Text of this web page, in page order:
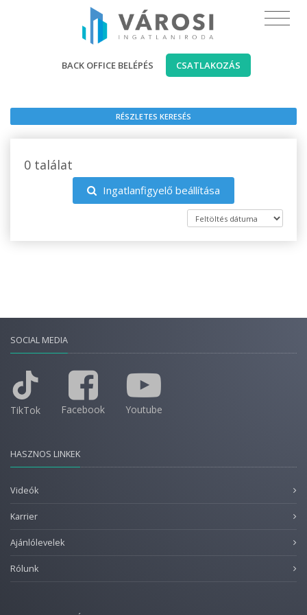
BACK OFFICE BELÉPÉS CSATLAKOZÁS
RÉSZLETES KERESÉS
0 találat
Ingatlanfigyelő beállítása
SOCIAL MEDIA
TikTok Facebook Youtube
HASZNOS LINKEK
Videók
Karrier
Ajánlólevelek
Rólunk